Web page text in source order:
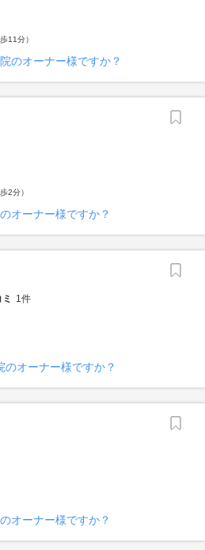
11分）
のオーナー様ですか？
2分）
オーナー様ですか？
1件
のオーナー様ですか？
オーナー様ですか？